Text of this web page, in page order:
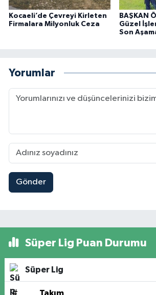
Kocaeli’de Çevreyi Kirleten
Firmalara Milyonluk Ceza
BAŞKAN
Güzel
Son
Yorumlar
Gönder
Süper Lig Puan Durumu
Süper Lig
# Takım